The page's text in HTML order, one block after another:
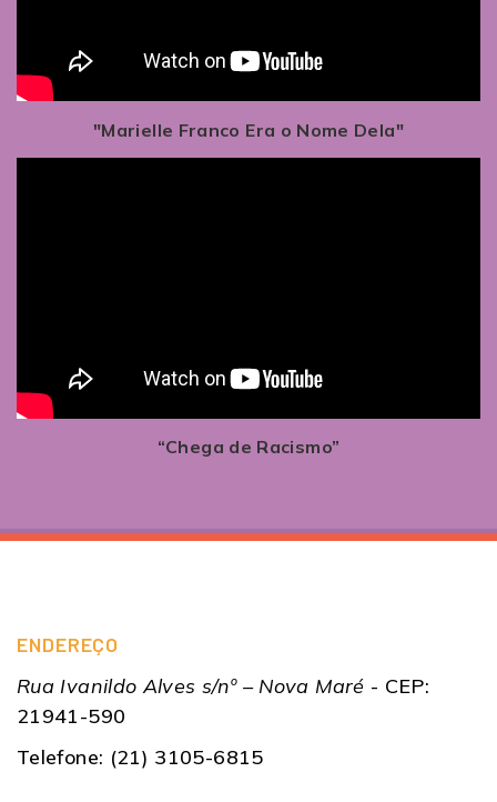
"Marielle Franco Era o Nome Dela"
“Chega de Racismo”
ENDEREÇO
Rua Ivanildo Alves s/nº – Nova Maré - CEP:
21941-590
Telefone: (21) 3105-6815